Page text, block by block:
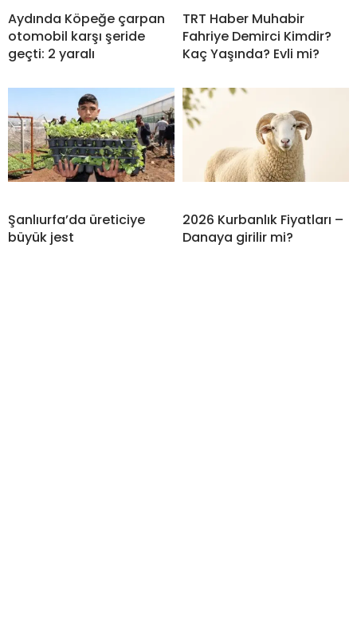
Aydında Köpeğe çarpan
otomobil karşı şeride
geçti: 2 yaralı
TRT Haber Muhabir
Fahriye Demirci Kimdir?
Kaç Yaşında? Evli mi?
Şanlıurfa’da üreticiye
büyük jest
2026 Kurbanlık Fiyatları –
Danaya girilir mi?